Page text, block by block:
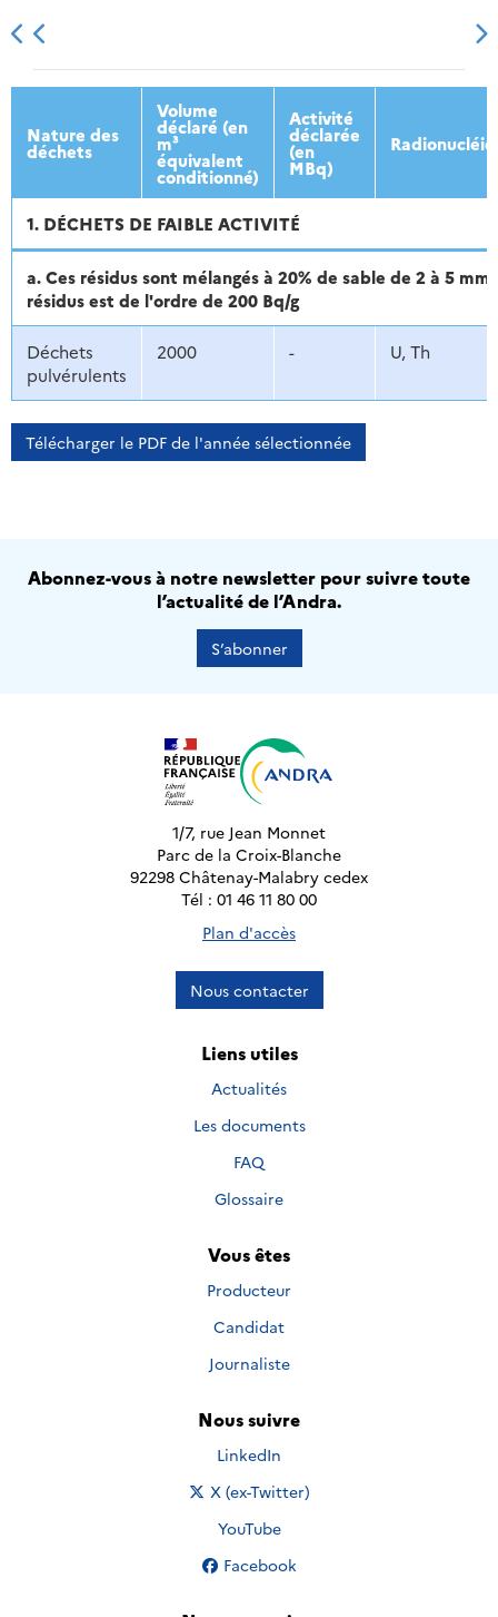
2013 2014 2015 2016
Nature des
déchets
Volume
déclaré (en
m³
équivalent
conditionné)
Activité
déclarée
(en
MBq)
1. DÉCHETS DE FAIBLE ACTIVITÉ
a. Ces résidus sont mélangés à 20% de sable de 2 à 5
résidus est de l'ordre de 200 Bq/g
Déchets
pulvérulents
2000 - U, Th
Télécharger le PDF de l'année sélectionnée
Abonnez-vous à notre newsletter pour suivre toute
l’actualité de l’Andra.
S’abonner
1/7, rue Jean Monnet
Parc de la Croix-Blanche
92298 Châtenay-Malabry cedex
Tél : 01 46 11 80 00
Plan d'accès
Nous contacter
Liens utiles
Actualités
Les documents
FAQ
Glossaire
Vous êtes
Producteur
Candidat
Journaliste
Nous suivre
Nous suivre sur
LinkedIn
Nous suivre sur
X (ex-Twitter)
Nous suivre sur
YouTube
Nous suivre sur
Facebook